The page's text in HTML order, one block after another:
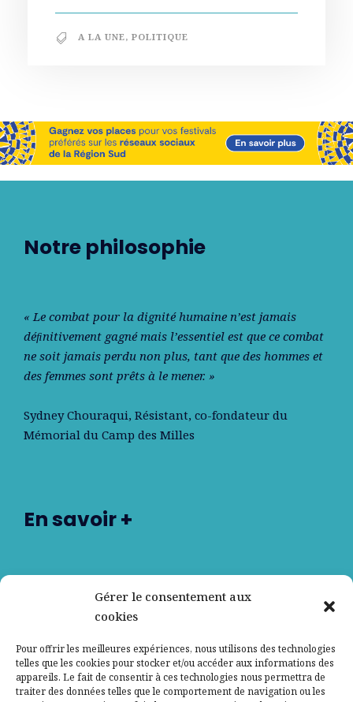
Gérer le consentement aux
cookies
Pour offrir les meilleures expériences, nous utilisons des technologies
telles que les cookies pour stocker et/ou accéder aux informations des
appareils. Le fait de consentir à ces technologies nous permettra de
traiter des données telles que le comportement de navigation ou les
A LA UNE, POLITIQUE
Notre philosophie
« Le combat pour la dignité humaine n’est jamais
déﬁnitivement gagné mais l’essentiel est que ce combat
ne soit jamais perdu non plus, tant que des hommes et
des femmes sont prêts à le mener. »
Sydney Chouraqui, Résistant, co-fondateur du
Mémorial du Camp des Milles
En savoir +
Contactez-nous